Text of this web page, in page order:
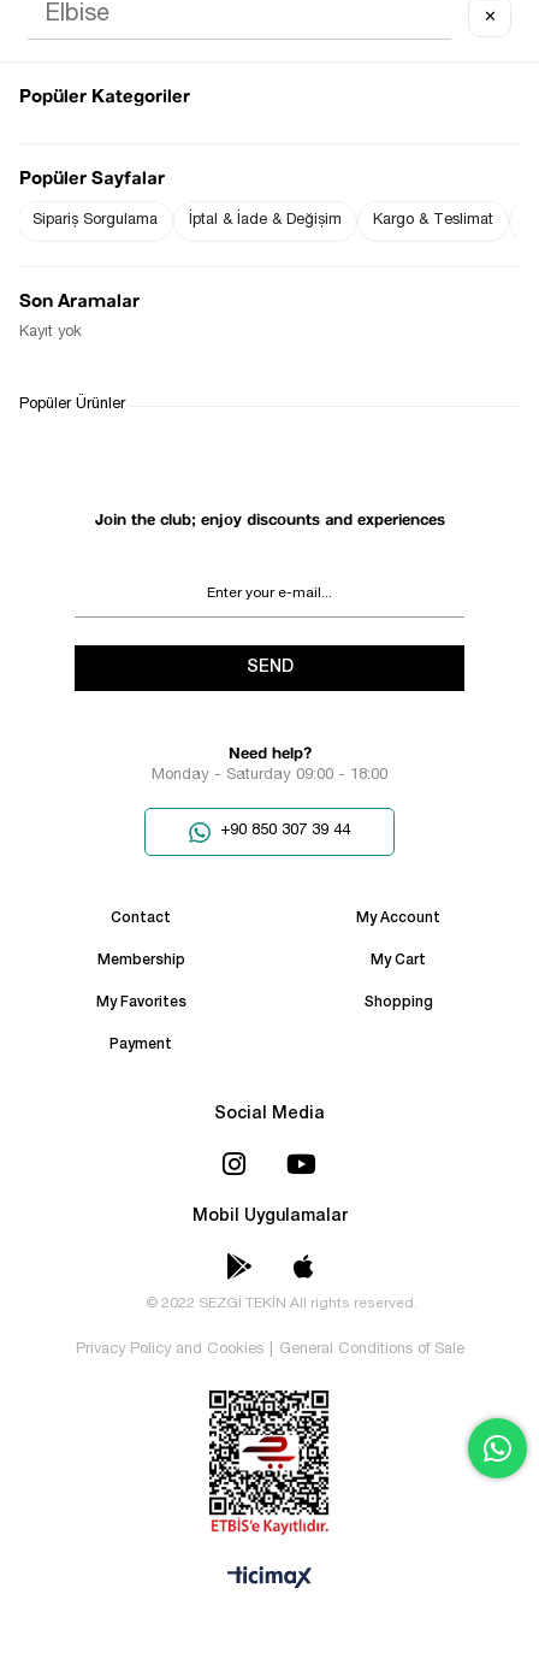
Notify Me When Available
RETURN AND EXCHANGE
Join the club; enjoy discounts and experiences
SEND
Need help?
Monday - Saturday 09:00 - 18:00
+90 850 307 39 44
Contact My Account
Membership My Cart
My Favorites Shopping
Payment
Social Media
Mobil Uygulamalar
© 2022 SEZGİ TEKİN All rights reserved.
Privacy Policy and Cookies General Conditions of Sale
✕
Popüler Kategoriler
Popüler Sayfalar
Sipariş Sorgulama İptal & İade & Değişim Kargo & Teslimat
Son Aramalar
Kayıt yok
Popüler Ürünler